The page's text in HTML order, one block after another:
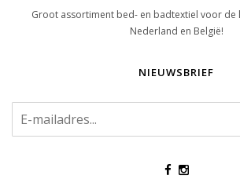
Groot assortiment bed- en badtextiel voor de
Nederland en België!
NIEUWSBRIEF